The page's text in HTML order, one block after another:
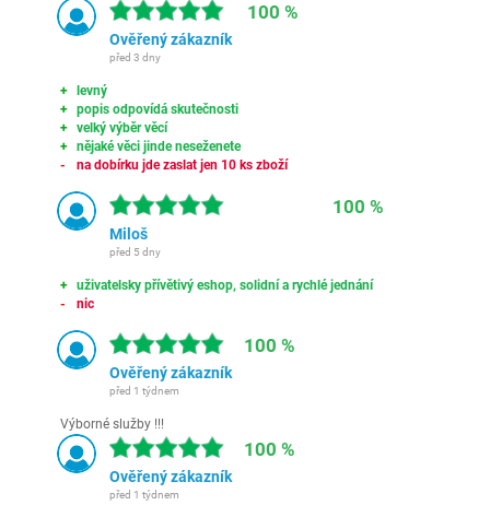
100 %
Ověřený zákazník
před 3 dny
levný
popis odpovídá skutečnosti
velký výběr věcí
nějaké věci jinde neseženete
na dobírku jde zaslat jen 10 ks zboží
100 %
Miloš
před 5 dny
uživatelsky přívětivý eshop, solidní a rychlé jednání
nic
100 %
Ověřený zákazník
před 1 týdnem
Výborné služby !!!
100 %
Ověřený zákazník
před 1 týdnem